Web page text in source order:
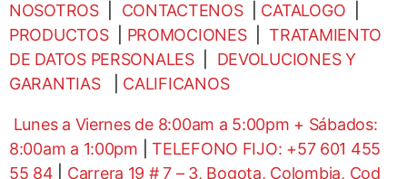
NOSOTROS| CONTACTENOS| CATALOGO
PRODUCTOS| PROMOCIONES|TRATAMIENTO
DE DATOS PERSONALES| DEVOLUCIONES Y
GARANTIAS
CALIFICANOS
Lunes a Viernes de 8:00am a 5:00pm + Sábados:
8:00am a 1:00pm |TELEFONO FIJO: +57 601 455
55 84
Carrera 19 # 7 – 3, Bogota, Colombia, Cod